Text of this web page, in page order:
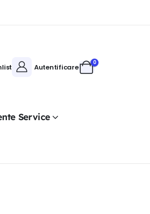
Autentificare
0
Service